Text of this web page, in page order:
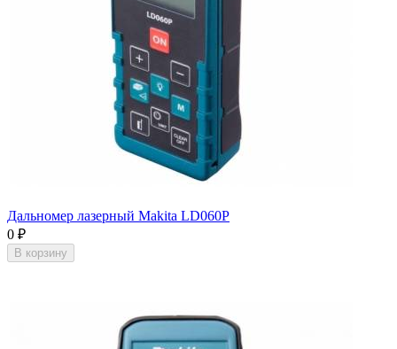
Дальномер лазерный Makita LD060P
0 ₽
В корзину